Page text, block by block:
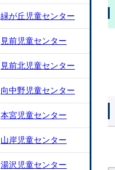
緑が丘児童センター
見前児童センター
見前北児童センター
向中野児童センター
本宮児童センター
山岸児童センター
湯沢児童センター